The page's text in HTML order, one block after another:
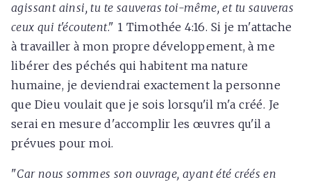
agissant ainsi, tu te sauveras toi-même, et tu sauveras
ceux qui t'écoutent." 1 Timothée 4:16. Si je m'attache
à travailler à mon propre développement, à me
libérer des péchés qui habitent ma nature
humaine, je deviendrai exactement la personne
que Dieu voulait que je sois lorsqu'il m'a créé. Je
serai en mesure d'accomplir les œuvres qu'il a
prévues pour moi.
"Car nous sommes son ouvrage, ayant été créés en